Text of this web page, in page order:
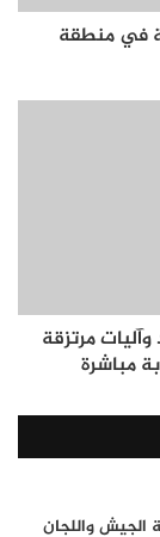
في منطقة
أفراد وآليات مرتزقة
مباشرة
الجيش واللجان